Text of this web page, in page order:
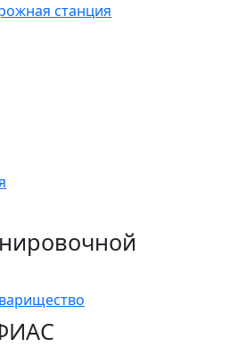
станция